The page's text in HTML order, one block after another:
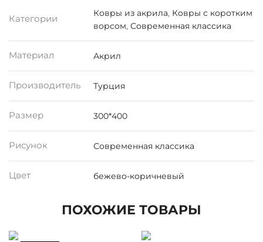
Категории
Ковры из акрила, Ковры с коротким
ворсом, Современная классика
Материал Акрил
Производитель Турция
Размер 300*400
Рисунок Современная классика
Цвет бежево-коричневый
ПОХОЖИЕ ТОВАРЫ